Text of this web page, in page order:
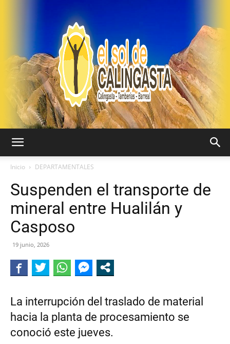
SOL
Inicio DEPARTAMENTALES
Suspenden el transporte de
mineral entre Hualilán y
Casposo
19 junio, 2026
La interrupción del traslado de material
hacia la planta de procesamiento se
conoció este jueves.